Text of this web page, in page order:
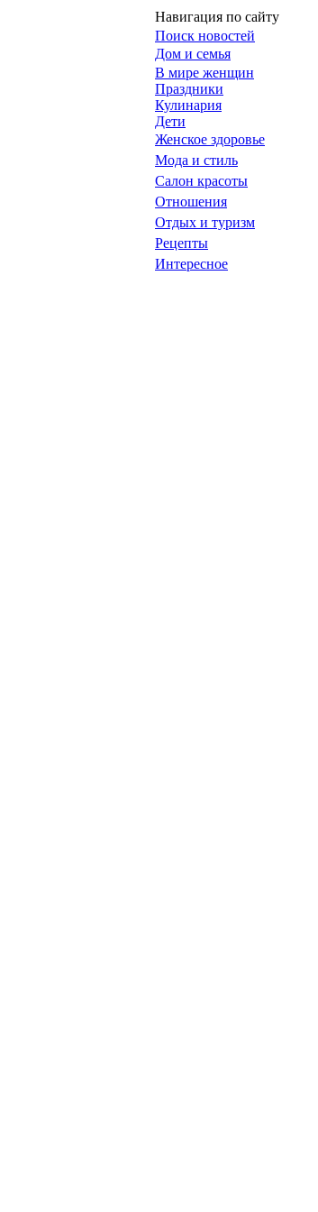
Навигация по сайту
Поиск новостей
Дом и семья
В мире женщин
Праздники
Кулинария
Дети
Женское здоровье
Мода и стиль
Салон красоты
Отношения
Отдых и туризм
Рецепты
Интересное